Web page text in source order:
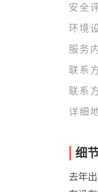
安全
环境
服务
联系
联系
详细
细
去年